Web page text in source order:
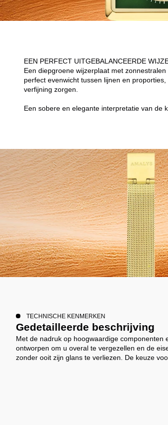
EEN PERFECT UITGEBALANCEERDE
Een diepgroene wijzerplaat met
perfect evenwicht tussen lijnen en
verfijning zorgen.
Een sobere en elegante interpretatie van de
TECHNISCHE KENMERKEN
Gedetailleerde beschrijving
Met de nadruk op hoogwaardige componenten
ontworpen om u overal te vergezellen en de
zonder ooit zijn glans te verliezen. De keuze